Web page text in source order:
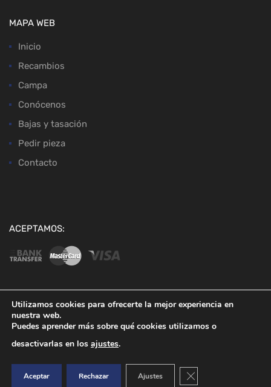
MAPA WEB
Inicio
Recambios
Campa
Conócenos
Bajas y tasación
Pedir pieza
Contacto
ACEPTAMOS:
Utilizamos cookies para ofrecerte la mejor experiencia en
nuestra web.
Puedes aprender más sobre qué cookies utilizamos o
desactivarlas en los ajustes.
Aceptar Rechazar Ajustes Cerrar el banner de